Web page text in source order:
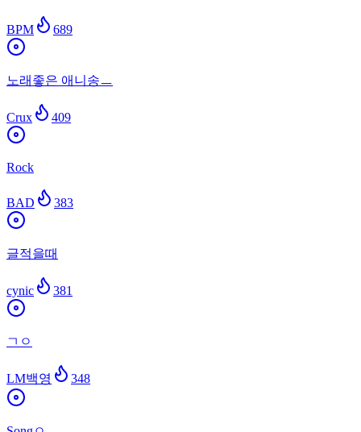
BPM 689
노래좋은 애니송ㅡ
Crux 409
Rock
BAD 383
글적을때
cynic 381
ㄱㅇ
LM백영 348